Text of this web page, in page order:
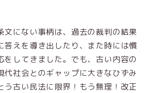
文にない事柄は、過去の裁判の結果
答えを導き出したり、また時には慣
をしてきました。でも、古い内容の
代社会とのギャップに大きなひずみ
う古い民法に限界！もう無理！改正